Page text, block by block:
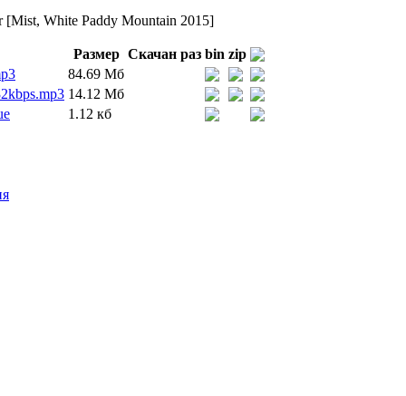
White Paddy Mountain 2015]
Размер Скачан раз bin zip
84.69 Мб
14.12 Мб
1.12 кб